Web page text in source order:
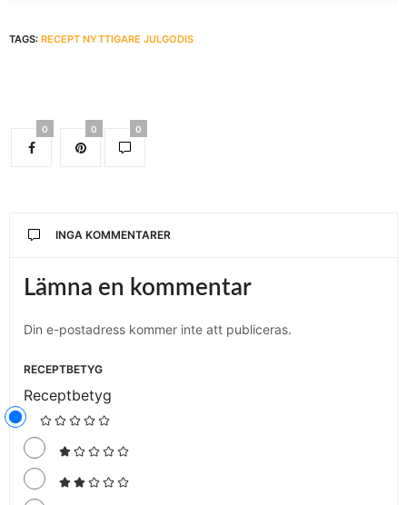
TAGS: RECEPT NYTTIGARE JULGODIS
0 0 0
INGA KOMMENTARER
Lämna en kommentar
Din e-postadress kommer inte att publiceras.
RECEPTBETYG
Receptbetyg